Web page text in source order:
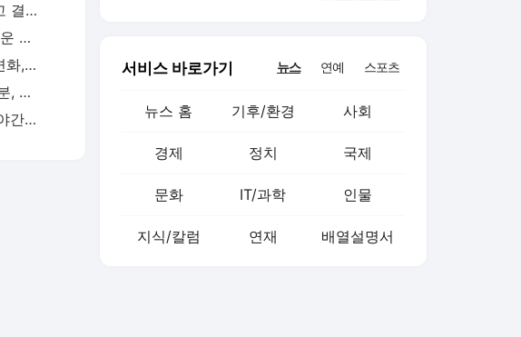
[단독] 문지인♥김기리, 유산 아픔 딛고 결혼 2년 만에 부모됐다…7일 득남
"엄마 무서워, 내릴래"…4·6세 두 딸 태운 채 194㎞/h 살인 질주[영상]
편의점 알바생 "문신 후 손님들 시선 변화, 이 정도로 달라질 줄 몰랐다"
"예비 시부에 1~2주마다 안부전화 30분, 좀 뜸했더니 사사건건 트집"
황재균, '추노' 그 자체…야윈 얼굴로 "야간 러닝 갈 사람?" [N샷]
서비스 바로가기 뉴스 연예 스포츠
뉴스 홈 기후/환경 사회
경제 정치 국제
문화 IT/과학 인물
지식/칼럼 연재 배열설명서